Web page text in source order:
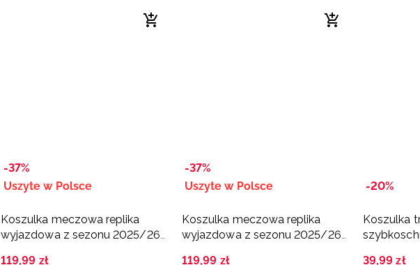
-37%
Uszyte w Polsce
Koszulka meczowa replika
wyjazdowa z sezonu 2025/26
119,99 zł
-37%
Uszyte w Polsce
Koszulka meczowa replika
wyjazdowa z sezonu 2025/26
119,99 zł
-20%
Koszulka
39,99 zł